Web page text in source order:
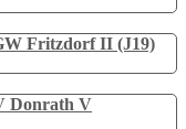
Fritzdorf II (J19)
Donrath V